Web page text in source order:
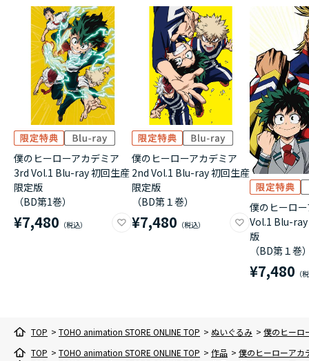
僕のヒーローアカデミア
3rd Vol.1 Blu-ray 初回生産
限定版
（BD第1巻）
¥7,480
僕のヒーローアカデミア
2nd Vol.1 Blu-ray 初回生産
限定版
（BD第１巻）
¥7,480
僕のヒーロ
Vol.1 Blu-
版
（BD第１巻
¥7,480
TOP > TOHO animation STORE ONLINE TOP > ぬいぐるみ > 僕のヒーロ
TOP > TOHO animation STORE ONLINE TOP > 作品 > 僕のヒーローアカ